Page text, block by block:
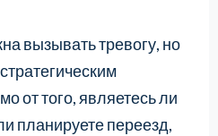
вызывать тревогу, но
от того, являетесь ли
планируете переезд,